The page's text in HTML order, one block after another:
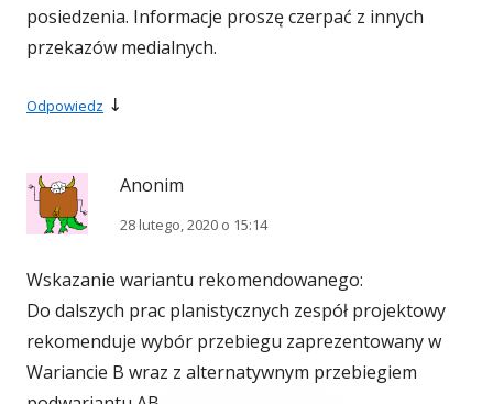
posiedzenia. Informacje proszę czerpać z innych
przekazów medialnych.
Odpowiedz ↓
Anonim
28 lutego, 2020 o 15:14
Wskazanie wariantu rekomendowanego:
Do dalszych prac planistycznych zespół projektowy
rekomenduje wybór przebiegu zaprezentowany w
Wariancie B wraz z alternatywnym przebiegiem